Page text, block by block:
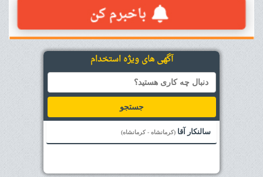
آگهی های ویژه استخدام
جستجو
سالنکار آقا (کرمانشاه - کرمانشاه)